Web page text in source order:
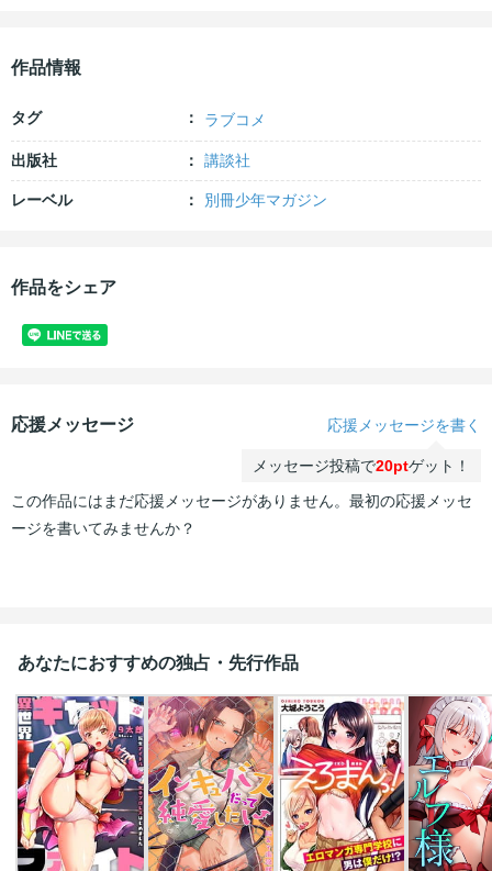
作品情報
タグ ラブコメ
出版社 講談社
レーベル 別冊少年マガジン
作品をシェア
応援メッセージ 応援メッセージを書く
メッセージ投稿で20ptゲット！
この作品にはまだ応援メッセージがありません。最初の応援メッセ
ージを書いてみませんか？
あなたにおすすめの独占・先行作品